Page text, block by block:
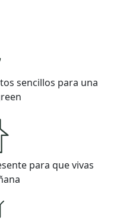
sencillos para una
para que vivas